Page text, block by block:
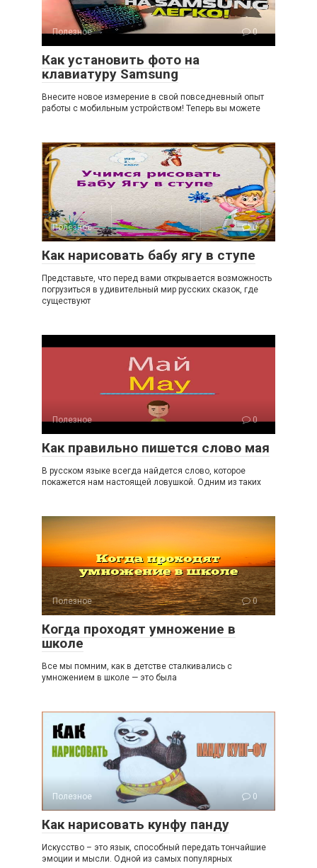
Полезное 0
Как установить фото на
клавиатуру Samsung
Внесите новое измерение в свой повседневный опыт
работы с мобильным устройством! Теперь вы можете
Полезное 0
Как нарисовать бабу ягу в ступе
Представьте, что перед вами открывается возможность
погрузиться в удивительный мир русских сказок, где
существуют
Полезное 0
Как правильно пишется слово мая
В русском языке всегда найдется слово, которое
покажется нам настоящей ловушкой. Одним из таких
Полезное 0
Когда проходят умножение в
школе
Все мы помним, как в детстве сталкивались с
умножением в школе — это была
Полезное 0
Как нарисовать кунфу панду
Искусство – это язык, способный передать тончайшие
эмоции и мысли. Одной из самых популярных